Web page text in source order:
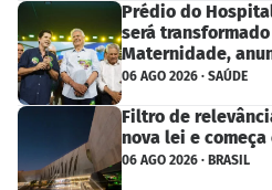
Prédio do
será
Maternidade,
06 AGO 2026 · SAÚDE
Filtro de
nova lei e começa
06 AGO 2026 · BRASIL